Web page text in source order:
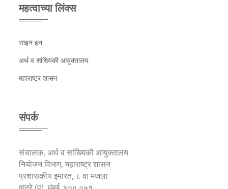
महत्वाच्या लिंक्स
साइन इन
अर्थ व सांख्यिकी आयुक्तालय
महाराष्ट्र शासन
संपर्क
संचालक, अर्थ व सांख्यिकी आयुक्तालय
नियोजन विभाग, महाराष्ट्र शासन
प्रशासकीय इमारत, ८ वा मजला